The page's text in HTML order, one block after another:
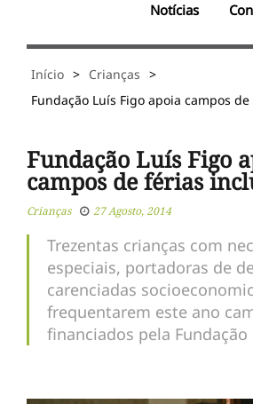
Notícias
Início > Crianças >
Fundação Luís Figo apoia campos
Fundação Luís Figo
campos de férias
Crianças 27 Agosto, 2014
Trezentas crianças com
especiais, portadoras de
carenciadas
frequentarem este ano
financiados pela Fundação